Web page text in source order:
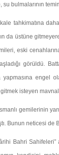
bulmalarının
tahkimatına
da üstü­ne
eski
görüldü.
yapmasına en­gel
isteyen
gemilerinin
Bunun neticesi
Bahri